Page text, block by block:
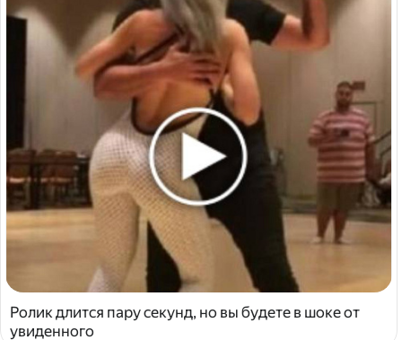
Ролик длится пару секунд, но вы будете в шоке от
увиденного